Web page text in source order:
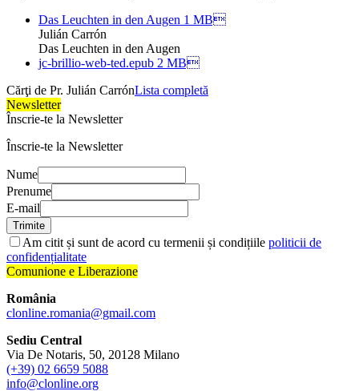
Das Leuchten in den Augen 1 MB
Julián Carrón
Das Leuchten in den Augen
jc-brillio-web-ted.epub 2 MB
Cărţi de Pr. Julián CarrónLista completă
Newsletter
Înscrie-te la Newsletter
Înscrie-te la Newsletter
Nume
Prenume
E-mail
Trimite
Am citit și sunt de acord cu termenii și condițiile politicii de
confidențialitate
Comunione e Liberazione
România
clonline.romania@gmail.com
Sediu Central
Via De Notaris, 50, 20128 Milano
(+39) 02 6659 5088
info@clonline.org